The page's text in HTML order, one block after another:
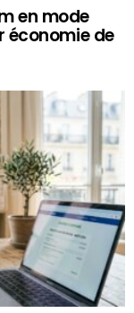
en mode
économie de